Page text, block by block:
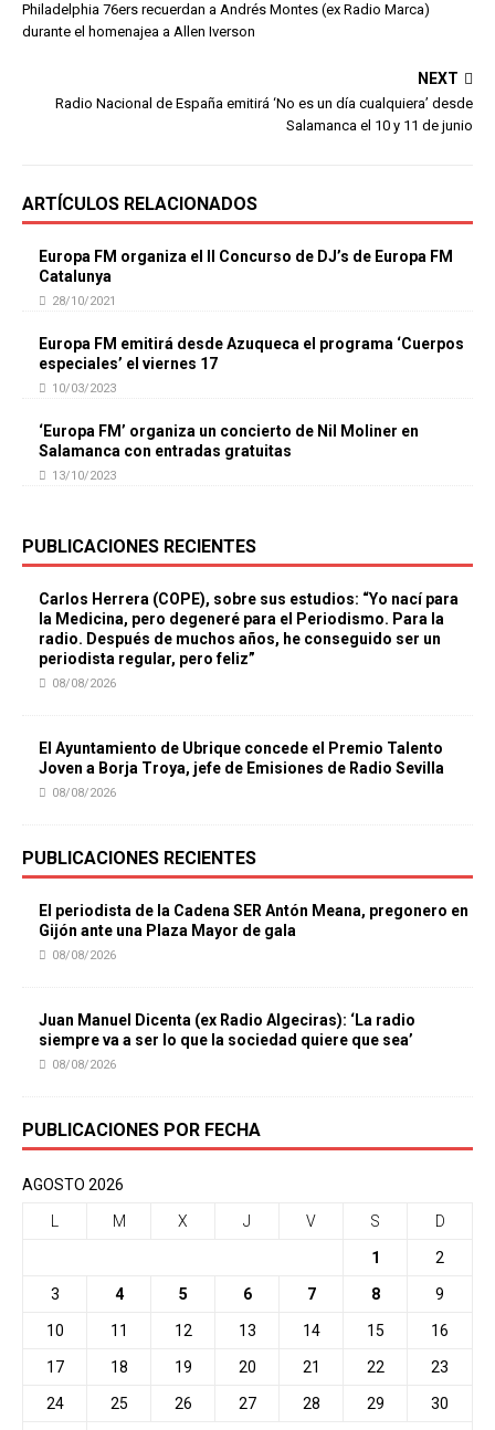
Philadelphia 76ers recuerdan a Andrés Montes (ex Radio Marca)
durante el homenajea a Allen Iverson
NEXT
Radio Nacional de España emitirá ‘No es un día cualquiera’ desde
Salamanca el 10 y 11 de junio
ARTÍCULOS RELACIONADOS
Europa FM organiza el II Concurso de DJ’s de Europa FM
Catalunya
28/10/2021
Europa FM emitirá desde Azuqueca el programa ‘Cuerpos
especiales’ el viernes 17
10/03/2023
‘Europa FM’ organiza un concierto de Nil Moliner en
Salamanca con entradas gratuitas
13/10/2023
PUBLICACIONES RECIENTES
Carlos Herrera (COPE), sobre sus estudios: “Yo nací para
la Medicina, pero degeneré para el Periodismo. Para la
radio. Después de muchos años, he conseguido ser un
periodista regular, pero feliz”
08/08/2026
El Ayuntamiento de Ubrique concede el Premio Talento
Joven a Borja Troya, jefe de Emisiones de Radio Sevilla
08/08/2026
PUBLICACIONES RECIENTES
El periodista de la Cadena SER Antón Meana, pregonero en
Gijón ante una Plaza Mayor de gala
08/08/2026
Juan Manuel Dicenta (ex Radio Algeciras): ‘La radio
siempre va a ser lo que la sociedad quiere que sea’
08/08/2026
PUBLICACIONES POR FECHA
AGOSTO 2026
M X J V S D
1 2
3 4 5 6 7 8 9
10 11 12 13 14 15 16
17 18 19 20 21 22 23
24 25 26 27 28 29 30